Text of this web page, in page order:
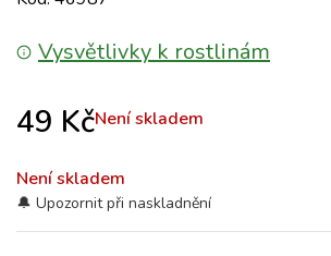
Vysvětlivky k rostlinám
49 KčNení skladem
Není skladem